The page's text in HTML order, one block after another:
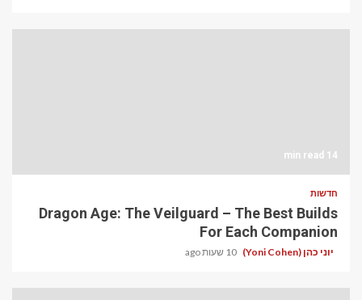
14 min read
חדשות
Dragon Age: The Veilguard – The Best Builds
For Each Companion
יוני כהן (Yoni Cohen) 10 שעות ago